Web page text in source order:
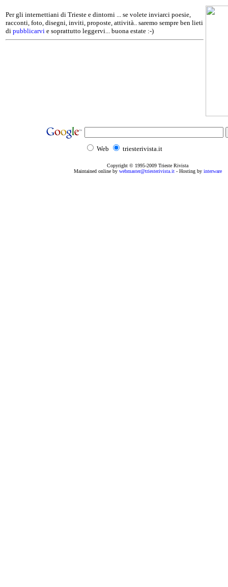
Per gli internettiani di Trieste e dintorni ... se volete inviarci poesie,
racconti, foto, disegni, inviti, proposte, attività.. saremo sempre ben lieti
di pubblicarvi e soprattutto leggervi... buona estate :-)
Web triesterivista.it
Copyright © 1995-2009 Trieste Rivista
Maintained online by webmaster@triesterivista.it- Hosting by interware